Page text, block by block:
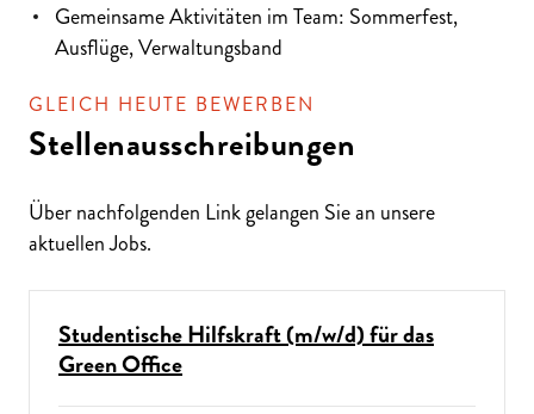
Gemeinsame Aktivitäten im Team: Sommerfest,
Ausflüge, Verwaltungsband
GLEICH HEUTE BEWERBEN
Stellenausschreibungen
Über nachfolgenden Link gelangen Sie an unsere
aktuellen Jobs.
Studentische Hilfskraft (m/w/d) für das
Green Office